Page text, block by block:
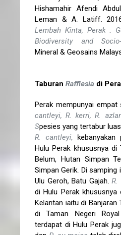
Hishamahir Afendi
Leman & A. Latiff.
Lembah Kinta, Perak :
Biodiversity and Socio-
Mineral & Geosains
Taburan Rafflesia di
Perak mempunyai
cantleyi, R. kerri, R.
Spesies yang tertabur
R. cantleyi,
Hulu Perak khususnya di
Belum, Hutan Simpan
Simpan Gerik. Di
Ulu Geroh, Batu Gajah.
di Hulu Perak khususnya
Kelantan iaitu di
di Taman Negeri Royal
terdapat di Hulu Perak